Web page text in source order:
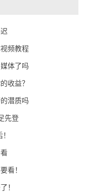
频教程
体了吗
收益？
潜质吗
先登
看！
！